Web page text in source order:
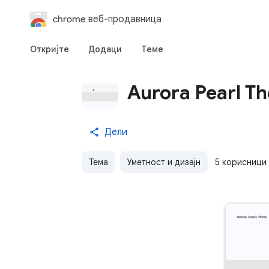
chrome веб-продавница
Откријте Додаци Теме
Aurora Pearl
Дели
Тема Уметност и дизајн 5 корисници